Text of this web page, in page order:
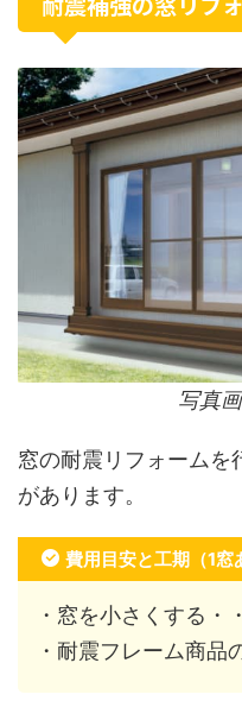
写真
窓の耐震リフォームを
があります。
費用目安と工期（1窓
・窓を小さくする・
・耐震フレーム商品